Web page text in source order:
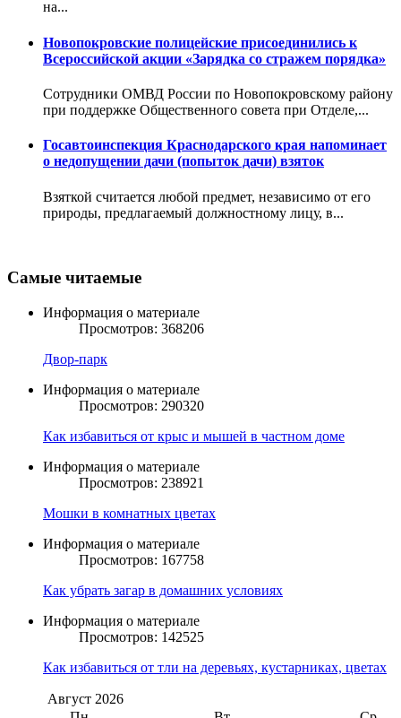
на...
Новопокровские полицейские присоединились к
Всероссийской акции «Зарядка со стражем порядка»
Сотрудники ОМВД России по Новопокровскому району
при поддержке Общественного совета при Отделе,...
Госавтоинспекция Краснодарского края напоминает
о недопущении дачи (попыток дачи) взяток
Взяткой считается любой предмет, независимо от его
природы, предлагаемый должностному лицу, в...
Самые читаемые
Информация о материале
Просмотров: 368206
Двор-парк
Информация о материале
Просмотров: 290320
Как избавиться от крыс и мышей в частном доме
Информация о материале
Просмотров: 238921
Мошки в комнатных цветах
Информация о материале
Просмотров: 167758
Как убрать загар в домашних условиях
Информация о материале
Просмотров: 142525
Как избавиться от тли на деревьях, кустарниках, цветах
Август 2026